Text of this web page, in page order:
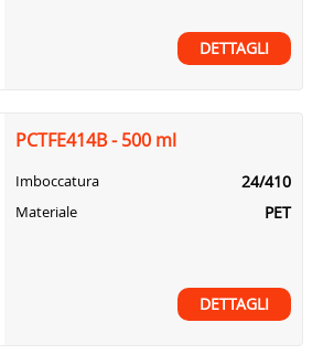
DETTAGLI
PCTFE414B - 500 ml
Imboccatura 24/410
Materiale PET
DETTAGLI